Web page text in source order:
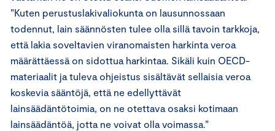
”Kuten perustuslakivaliokunta on lausunnossaan
todennut, lain säännösten tulee olla sillä tavoin tarkkoja,
että lakia soveltavien viranomaisten harkinta veroa
määrättäessä on sidottua harkintaa. Sikäli kuin OECD-
materiaalit ja tuleva ohjeistus sisältävät sellaisia veroa
koskevia sääntöjä, että ne edellyttävät
lainsäädäntötoimia, on ne otettava osaksi kotimaan
lainsäädäntöä, jotta ne voivat olla voimassa.”